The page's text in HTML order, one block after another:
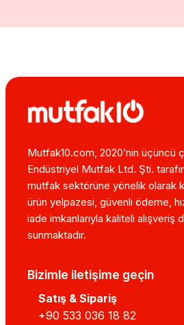
Mutfak10.com, 2020’nin üçüncü
Endüstriyel Mutfak Ltd. Şti.
mutfak sektörüne yönelik olarak
ürün yelpazesi, güvenli ödeme,
iade imkanlarıyla kaliteli alışveriş
sunmaktadır.
Bizimle iletişime geçin
Satış & Sipariş
+90 533 036 18 82